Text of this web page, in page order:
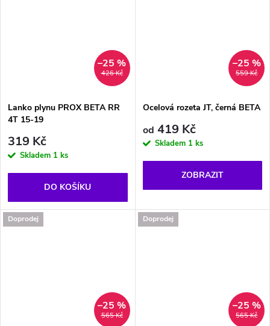
426 Kč
–25 %
Lanko plynu PROX BETA RR
4T 15-19
319 Kč
Skladem 1 ks
DO KOŠÍKU
559 Kč
–25 %
Ocelová rozeta JT, černá BETA
od 419 Kč
Skladem 1 ks
ZOBRAZIT
Doprodej
565 Kč
–25 %
Doprodej
565 Kč
–25 %